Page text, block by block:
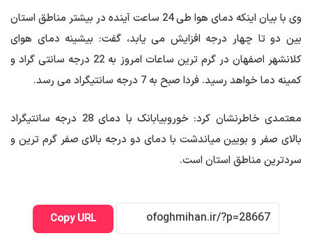
وی با بیان اینکه دمای هوا طی 24 ساعت آینده در بیشتر مناطق استان
بین دو تا چهار درجه افزایش می یابد، گفت: بیشینه دمای هوای
کلانشهر اصفهان در گرم ترین ساعات امروز به 22 درجه سانتی گراد و
کمینه دما خواهد رسید. فردا صبح به 7 درجه سانتیگراد می رسد.
معتمدی خاطرنشان کرد: خوروبیابانک
با دمای 28 درجه سانتیگراد
بالای صفر و بویینمیاندشت با دمای دو درجه بالای صفر گرم ترین و
سردترین مناطق استان است.
Copy URL